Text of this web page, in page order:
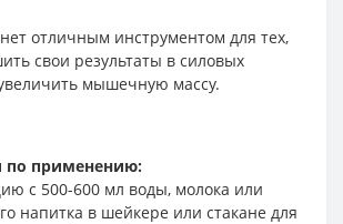
отличным инструментом для тех,
свои результаты в силовых
мышечную массу.
по применению:
с 500-600 мл воды, молока или
напитка в шейкере или стакане для